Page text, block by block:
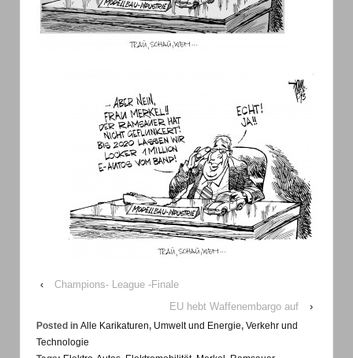
‹
Champions- League -Finale
EU hebt Waffenembargo auf
›
Posted in Alle Karikaturen, Umwelt und Energie, Verkehr und
Technologie